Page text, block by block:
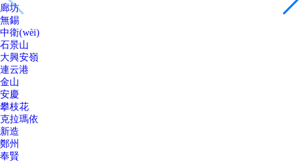
廊坊
無錫
中衛(wèi)
石景山
大興安嶺
連云港
金山
安慶
攀枝花
克拉瑪依
新造
鄭州
奉賢